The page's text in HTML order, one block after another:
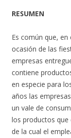
RESUMEN
Es común que,
ocasión de las
empresas
contiene
en especie para
años las
un vale de
los productos que
de la cual el